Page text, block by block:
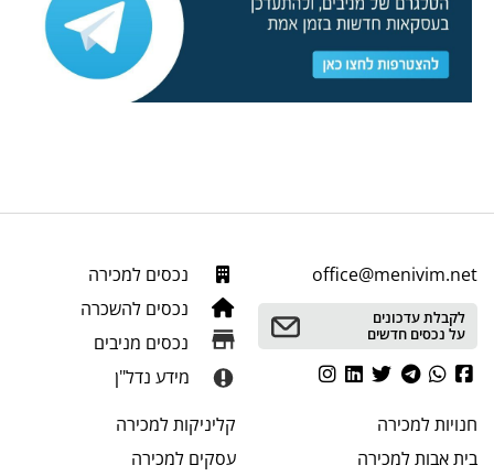
office@menivim.net
לקבלת עדכונים
על נכסים חדשים
נכסים למכירה
נכסים להשכרה
נכסים מניבים
מידע נדל"ן
חנויותלמכירה
בית אבותלמכירה
קליניקותלמכירה
עסקים למכירה